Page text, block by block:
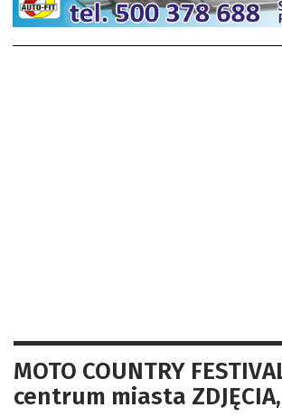
MOTO COUNTRY
centrum miasta ZDJĘCIA,